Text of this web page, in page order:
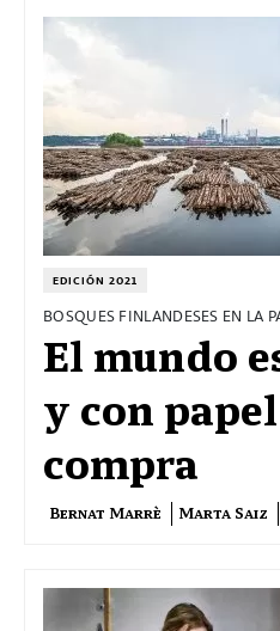
EDICIÓN 2021
BOSQUES FINLANDESES EN LA
El mundo
y con
compra
Bernat Marrè Marta Saiz